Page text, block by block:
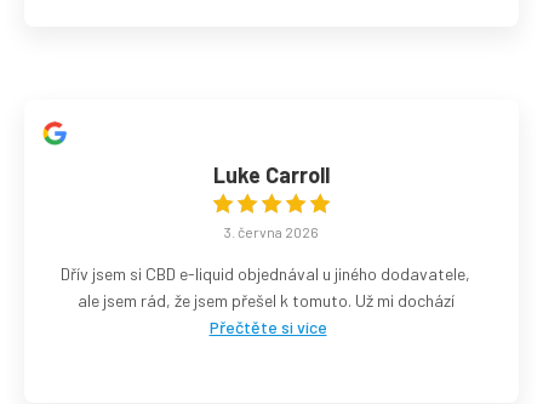
Luke Carroll
3. června 2026
Dřív jsem si CBD e-liquid objednával u jiného dodavatele,
ale jsem rád, že jsem přešel k tomuto. Už mi dochází
Přečtěte si více